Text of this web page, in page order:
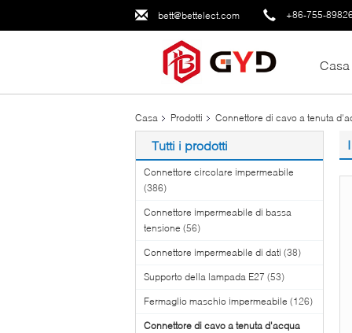
bett@bettelect.com +86-755-
Casa
Casa Prodotti Connettore di cavo a tenuta
Tutti i prodotti
Connettore circolare impermeabile
(386)
Connettore impermeabile di bassa
tensione (56)
Connettore impermeabile di dati (38)
Supporto della lampada E27 (53)
Fermaglio maschio impermeabile (126)
Connettore di cavo a tenuta d'acqua